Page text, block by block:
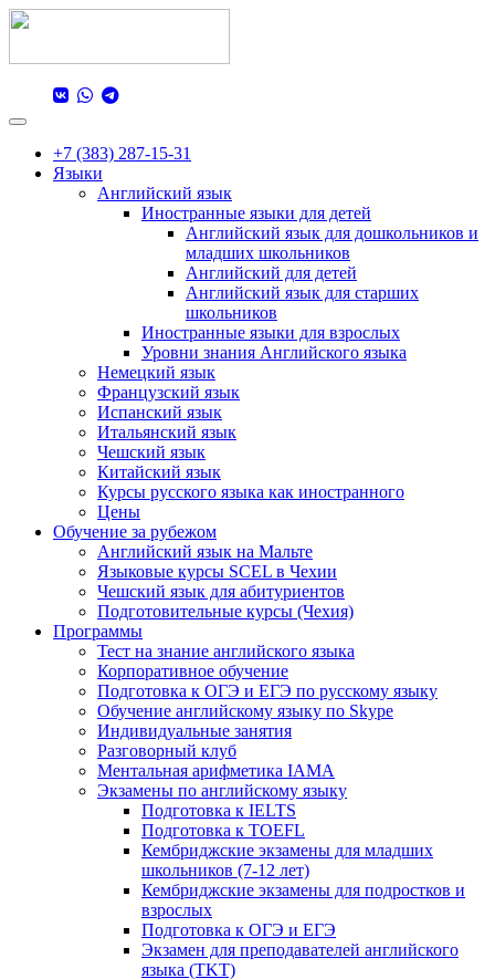
Toggle navigation
+7 (383) 287-15-31
Языки
Английский язык
Иностранные языки для детей
Английский язык для дошкольников и
младших школьников
Английский для детей
Английский язык для старших
школьников
Иностранные языки для взрослых
Уровни знания Английского языка
Немецкий язык
Французский язык
Испанский язык
Итальянский язык
Чешский язык
Китайский язык
Курсы русского языка как иностранного
Цены
Обучение за рубежом
Английский язык на Мальте
Языковые курсы SCEL в Чехии
Чешский язык для абитуриентов
Подготовительные курсы (Чехия)
Программы
Тест на знание английского языка
Корпоративное обучение
Подготовка к ОГЭ и ЕГЭ по русскому языку
Обучение английскому языку по Skype
Индивидуальные занятия
Разговорный клуб
Ментальная арифметика IAMA
Экзамены по английскому языку
Подготовка к IELTS
Подготовка к TOEFL
Кембриджские экзамены для младших
школьников (7-12 лет)
Кембриджские экзамены для подростков и
взрослых
Подготовка к ОГЭ и ЕГЭ
Экзамен для преподавателей английского
языка (TKT)